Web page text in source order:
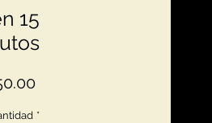
15
Precio
*